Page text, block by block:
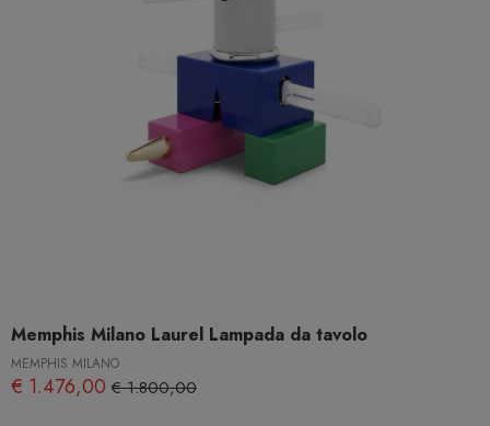
Memphis Milano Laurel Lampada da tavolo
MEMPHIS MILANO
€ 1.476,00 € 1.800,00